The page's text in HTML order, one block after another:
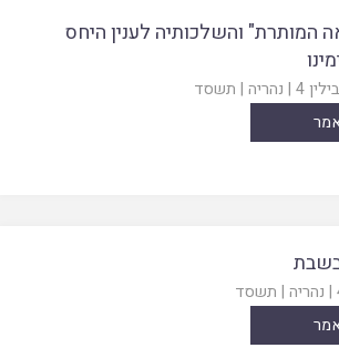
המותרת" והשלכותיה לענין היחס
4
| נהריה | תשסד
בשבת
| נהריה | תשסד